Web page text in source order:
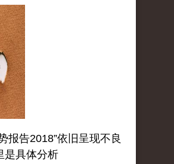
报告2018”依旧呈现不良
是具体分析